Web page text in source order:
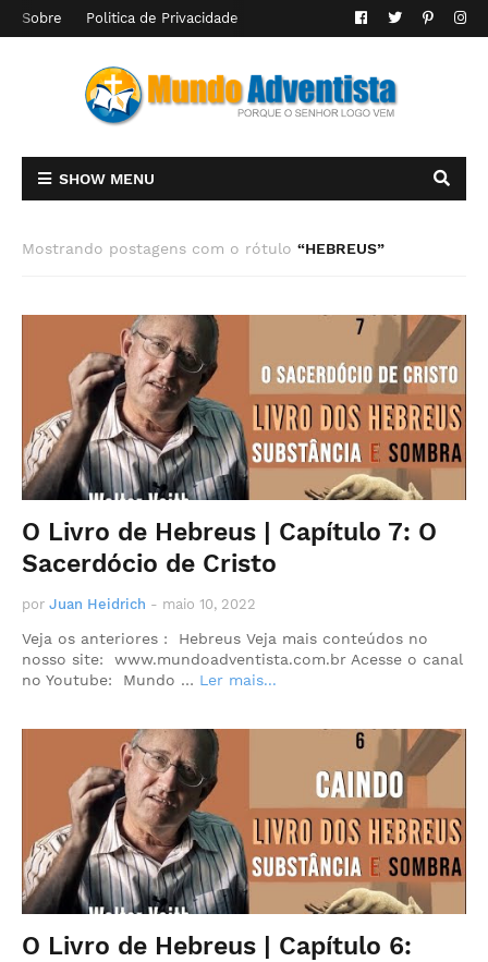
Sobre Politica de Privacidade
SHOW MENU
Mostrando postagens com o rótulo HEBREUS
O Livro de Hebreus | Capítulo 7: O
Sacerdócio de Cristo
por Juan Heidrich - maio 10, 2022
Veja os anteriores : Hebreus Veja mais conteúdos no
nosso site: www.mundoadventista.com.br Acesse o canal
no Youtube: Mundo … Ler mais...
O Livro de Hebreus | Capítulo 6: